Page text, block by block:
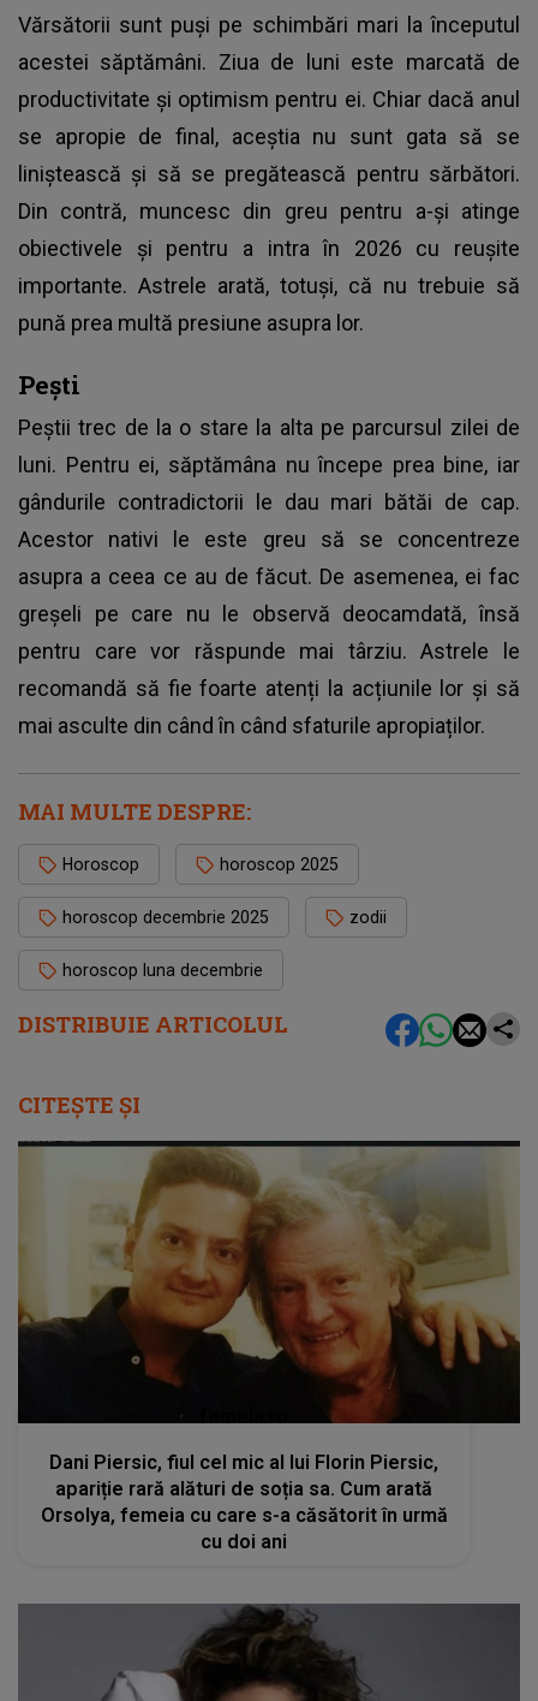
DISTRIBUIE ARTICOLUL
Vărsătorii sunt puși pe schimbări mari la începutul
acestei săptămâni. Ziua de luni este marcată de
productivitate și optimism pentru ei. Chiar dacă anul
se apropie de final, aceștia nu sunt gata să se
liniștească și să se pregătească pentru sărbători.
Din contră, muncesc din greu pentru a-și atinge
obiectivele și pentru a intra în 2026 cu reușite
importante. Astrele arată, totuși, că nu trebuie să
pună prea multă presiune asupra lor.
Pești
Peștii trec de la o stare la alta pe parcursul zilei de
luni. Pentru ei, săptămâna nu începe prea bine, iar
gândurile contradictorii le dau mari bătăi de cap.
Acestor nativi le este greu să se concentreze
asupra a ceea ce au de făcut. De asemenea, ei fac
greșeli pe care nu le observă deocamdată, însă
pentru care vor răspunde mai târziu. Astrele le
recomandă să fie foarte atenți la acțiunile lor și să
mai asculte din când în când sfaturile apropiaților.
MAI MULTE DESPRE:
Horoscop horoscop 2025
horoscop decembrie 2025 zodii
horoscop luna decembrie
CITEȘTE ȘI
Dani Piersic, fiul cel mic al lui Florin Piersic,
apariție rară alături de soția sa. Cum arată
Orsolya, femeia cu care s-a căsătorit în urmă
cu doi ani